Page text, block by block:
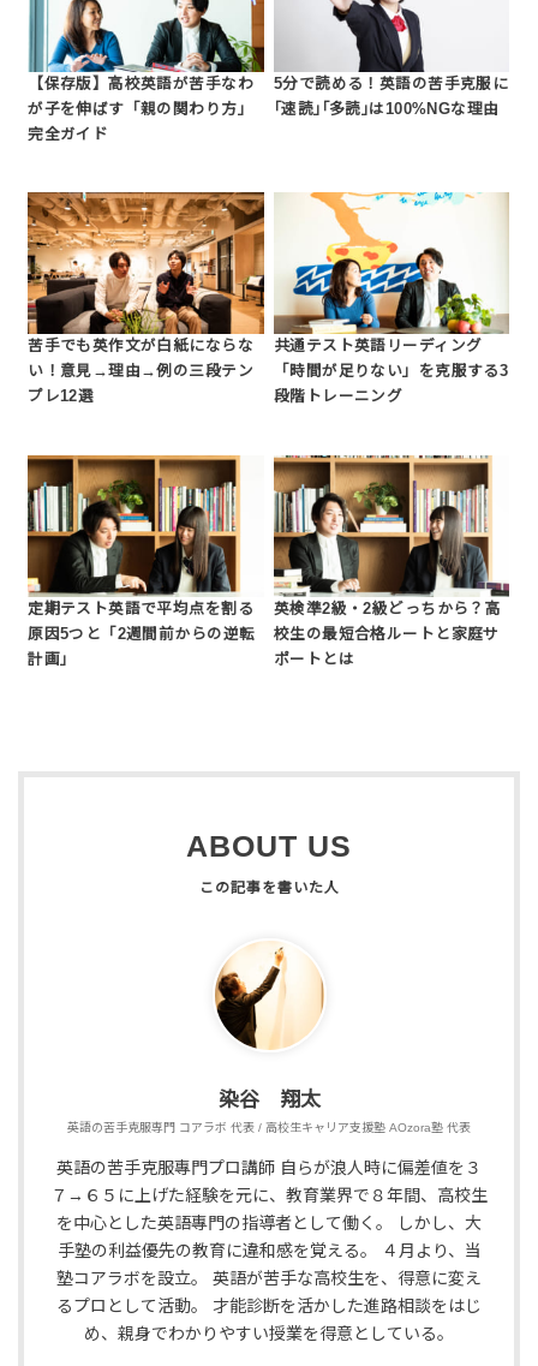
【保存版】高校英語が苦手なわ
が子を伸ばす「親の関わり方」
完全ガイド
5分で読める！英語の苦手克服に
｢速読｣｢多読｣は100%NGな理由
苦手でも英作文が白紙にならな
い！意見→理由→例の三段テン
プレ12選
共通テスト英語リーディング
「時間が足りない」を克服する3
段階トレーニング
定期テスト英語で平均点を割る
原因5つと「2週間前からの逆転
計画」
英検準2級・2級どっちから？高
校生の最短合格ルートと家庭サ
ポートとは
ABOUT US
染谷 翔太
英語の苦手克服専門 コアラボ 代表 / 高校生キャリア支援塾 AOzora塾 代表
英語の苦手克服專門プロ講師 自らが浪人時に偏差値を３
７→６５に上げた経験を元に、教育業界で８年間、高校生
を中心とした英語專門の指導者として働く。 しかし、大
手塾の利益優先の教育に違和感を覚える。 ４月より、当
塾コアラボを設立。 英語が苦手な高校生を、得意に変え
るプロとして活動。 才能診断を活かした進路相談をはじ
め、親身でわかりやすい授業を得意としている。